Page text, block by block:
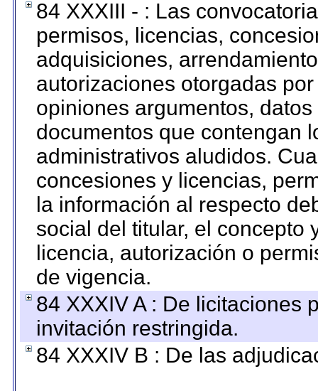
84 XXXIII - : Las
permisos, licencias,
adquisiciones,
autorizaciones otorgadas
opiniones argumentos,
documentos que contengan
administrativos aludidos.
concesiones y licencias,
la información al respecto
social del titular, el concepto
licencia, autorización o
de vigencia.
84 XXXIV A : De licitaciones
invitación restringida.
84 XXXIV B : De las